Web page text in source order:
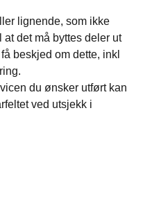
lignende, som ikke
det må byttes deler ut
beskjed om dette, inkl
du ønsker utført kan
ved utsjekk i